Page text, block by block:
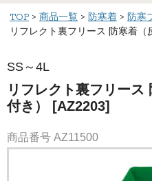
TOP 商品一覧 防寒着
防寒
リフレクト裏フリース 防寒着
SS～4L
リフレクト裏フリース
付き） [AZ2203]
商品番号 AZ11500